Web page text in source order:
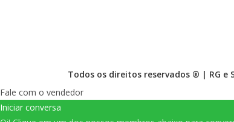
Todos os direitos reservados ® | RG e
Fale com o vendedor
Iniciar conversa